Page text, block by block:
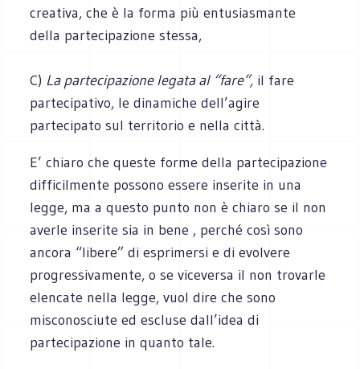
creativa, che è la forma più entusiasmante
della partecipazione stessa,
C) La partecipazione legata al “fare”, il fare
partecipativo, le dinamiche dell’agire
partecipato sul territorio e nella città.
E’ chiaro che queste forme della partecipazione
difficilmente possono essere inserite in una
legge, ma a questo punto non è chiaro se il non
averle inserite sia in bene , perché così sono
ancora “libere” di esprimersi e di evolvere
progressivamente, o se viceversa il non trovarle
elencate nella legge, vuol dire che sono
misconosciute ed escluse dall’idea di
partecipazione in quanto tale.